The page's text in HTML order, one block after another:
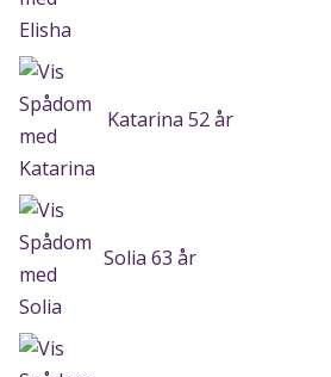
Katarina 52 år
Solia 63 år